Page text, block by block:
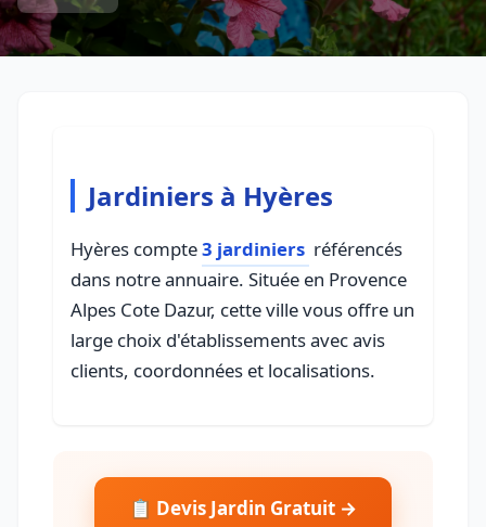
Jardiniers à Hyères
Hyères compte3 jardiniers référencés
dans notre annuaire. Située en Provence
Alpes Cote Dazur, cette ville vous offre un
large choix d'établissements avec avis
clients, coordonnées et localisations.
📋 Devis Jardin Gratuit →